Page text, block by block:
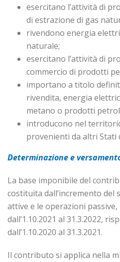
esercitano l’attività di
di estrazione di gas
rivendono energia
naturale;
esercitano l’attività di
commercio di prodotti
importano a titolo
rivendita, energia
metano o prodotti
introducono nel
provenienti da altri Stati
Determinazione e
La base imponibile del
costituita dall’incremento del
attive e le operazioni
dall’1.10.2021 al 31.3.2022,
dall’1.10.2020 al 31.3.2021.
Il contributo si applica nella